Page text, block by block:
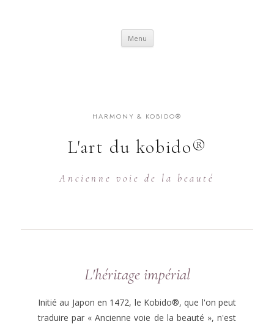
Menu
TO
HARMONY & KOBIDO®
L'art du kobido®
Ancienne voie de la beauté
L'héritage impérial
Initié au Japon en 1472, le Kobido®, que l'on peut
traduire par « Ancienne voie de la beauté », n'est